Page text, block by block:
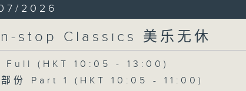
2026
stop Classics 美乐无休
Full (HKT 10:05 - 13:00)
部份 Part 1 (HKT 10:05 - 11:00)